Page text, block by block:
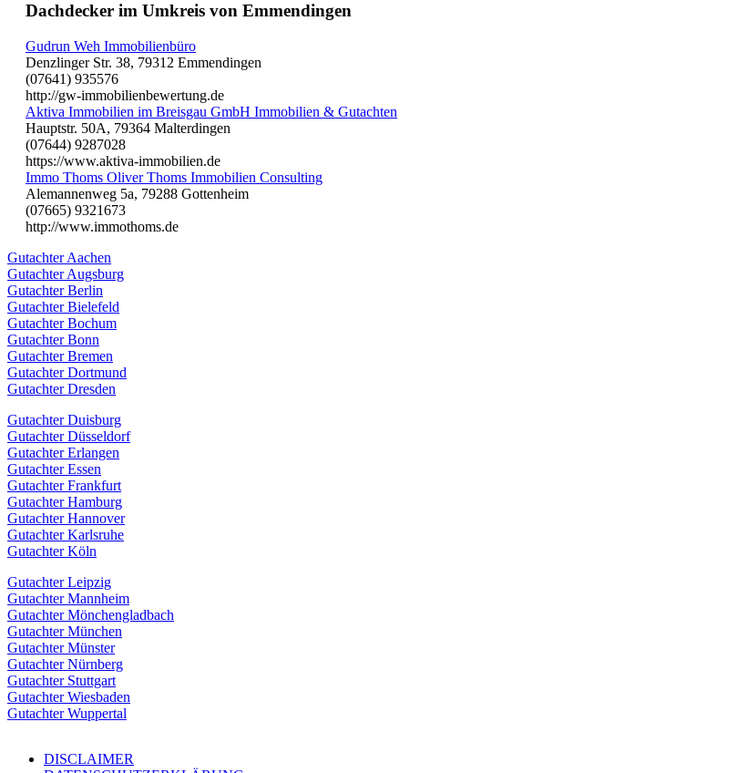
Dachdecker im Umkreis von Emmendingen
Gudrun Weh Immobilienbüro
Denzlinger Str. 38, 79312 Emmendingen
(07641) 935576
http://gw-immobilienbewertung.de
Aktiva Immobilien im Breisgau GmbH Immobilien & Gutachten
Hauptstr. 50A, 79364 Malterdingen
(07644) 9287028
https://www.aktiva-immobilien.de
Immo Thoms Oliver Thoms Immobilien Consulting
Alemannenweg 5a, 79288 Gottenheim
(07665) 9321673
http://www.immothoms.de
Gutachter Aachen
Gutachter Augsburg
Gutachter Berlin
Gutachter Bielefeld
Gutachter Bochum
Gutachter Bonn
Gutachter Bremen
Gutachter Dortmund
Gutachter Dresden
Gutachter Duisburg
Gutachter Düsseldorf
Gutachter Erlangen
Gutachter Essen
Gutachter Frankfurt
Gutachter Hamburg
Gutachter Hannover
Gutachter Karlsruhe
Gutachter Köln
Gutachter Leipzig
Gutachter Mannheim
Gutachter Mönchengladbach
Gutachter München
Gutachter Münster
Gutachter Nürnberg
Gutachter Stuttgart
Gutachter Wiesbaden
Gutachter Wuppertal
DISCLAIMER